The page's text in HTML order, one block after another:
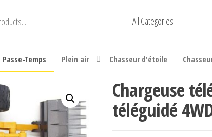
Passe-Temps Plein air Chasseur d'étoile
Chargeuse
téléguidé